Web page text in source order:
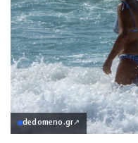
dedomeno.gr↗